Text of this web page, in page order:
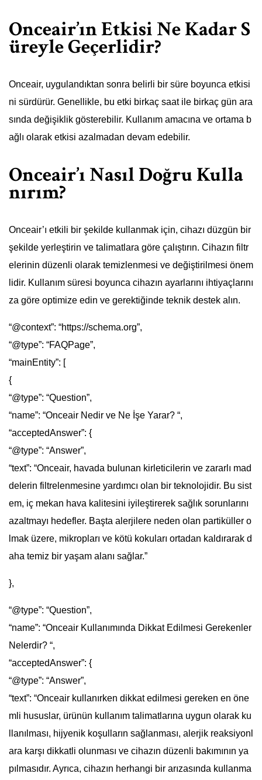
Onceair’ın Etkisi Ne Kadar S
üreyle Geçerlidir?
Onceair, uygulandıktan sonra belirli bir süre boyunca etkisi
ni sürdürür. Genellikle, bu etki birkaç saat ile birkaç gün ara
sında değişiklik gösterebilir. Kullanım amacına ve ortama b
ağlı olarak etkisi azalmadan devam edebilir.
Onceair’ı Nasıl Doğru Kulla
nırım?
Onceair’ı etkili bir şekilde kullanmak için, cihazı düzgün bir
şekilde yerleştirin ve talimatlara göre çalıştırın. Cihazın filtr
elerinin düzenli olarak temizlenmesi ve değiştirilmesi önem
lidir. Kullanım süresi boyunca cihazın ayarlarını ihtiyaçlarını
za göre optimize edin ve gerektiğinde teknik destek alın.
“@context”: “https://schema.org”,
“@type”: “FAQPage”,
“mainEntity”: [
{
“@type”: “Question”,
“name”: “Onceair Nedir ve Ne İşe Yarar? “,
“acceptedAnswer”: {
“@type”: “Answer”,
“text”: “Onceair, havada bulunan kirleticilerin ve zararlı mad
delerin filtrelenmesine yardımcı olan bir teknolojidir. Bu sist
em, iç mekan hava kalitesini iyileştirerek sağlık sorunlarını
azaltmayı hedefler. Başta alerjilere neden olan partiküller o
lmak üzere, mikropları ve kötü kokuları ortadan kaldırarak d
aha temiz bir yaşam alanı sağlar.”
},
“@type”: “Question”,
“name”: “Onceair Kullanımında Dikkat Edilmesi Gerekenler
Nelerdir? “,
“acceptedAnswer”: {
“@type”: “Answer”,
“text”: “Onceair kullanırken dikkat edilmesi gereken en öne
mli hususlar, ürünün kullanım talimatlarına uygun olarak ku
llanılması, hijyenik koşulların sağlanması, alerjik reaksiyonl
ara karşı dikkatli olunması ve cihazın düzenli bakımının ya
pılmasıdır. Ayrıca, cihazın herhangi bir arızasında kullanma